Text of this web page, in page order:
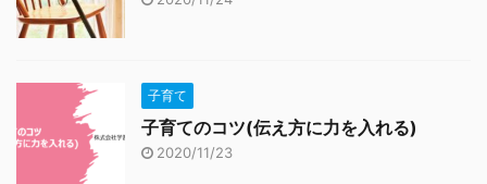
子育て
子育てのコツ(伝え方に力を入れる)
2020/11/23